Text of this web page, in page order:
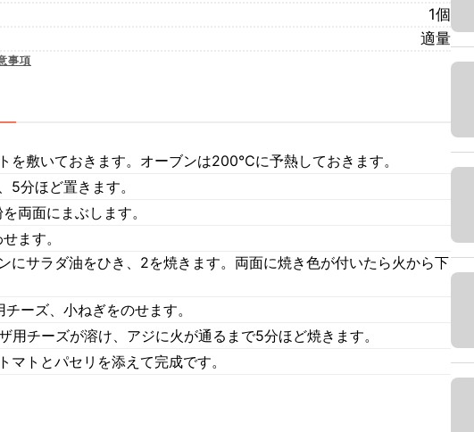
1個
適量
事項
を敷いておきます。オーブンは200℃に予熱しておきます。
5分ほど置きます。
両面にまぶします。
ます。
にサラダ油をひき、2を焼きます。両面に焼き色が付いたら火から下
ーズ、小ねぎをのせます。
チーズが溶け、アジに火が通るまで5分ほど焼きます。
マトとパセリを添えて完成です。